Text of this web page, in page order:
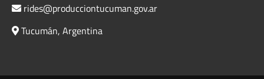
rides@producciontucuman.gov.ar
Tucumán, Argentina